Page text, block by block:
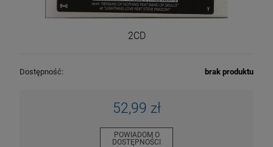
2CD
Dostępność: brak produktu
52,99 zł
POWIADOM O
DOSTĘPNOŚCI